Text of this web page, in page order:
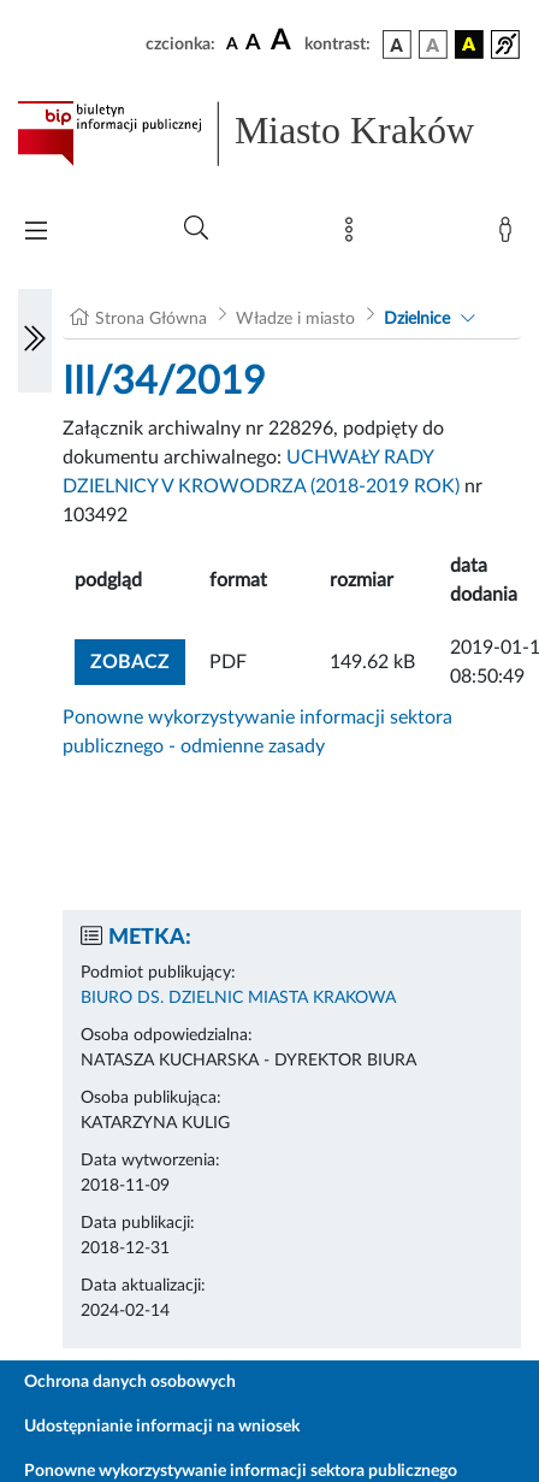
czcionka: A A A kontrast:
Miasto Kraków
Strona Główna Władze i miasto Dzielnice
III/34/2019
Załącznik archiwalny nr 228296, podpięty do
dokumentu archiwalnego: UCHWAŁY RADY
DZIELNICY V KROWODRZA (2018-2019 ROK) nr
103492
podgląd format rozmiar
data
dodania
ZOBACZZOBACZ ZAŁĄCZNIK
PDF 149.62 kB
2019-01-
08:50:49
Ponowne wykorzystywanie informacji sektora
publicznego - odmienne zasady
METKA:
Podmiot publikujący:
BIURO DS. DZIELNIC MIASTA KRAKOWA
Osoba odpowiedzialna:
NATASZA KUCHARSKA - DYREKTOR BIURA
Osoba publikująca:
KATARZYNA KULIG
Data wytworzenia:
2018-11-09
Data publikacji:
2018-12-31
Data aktualizacji:
2024-02-14
Ochrona danych osobowych
Udostępnianie informacji na wniosek
Ponowne wykorzystywanie informacji sektora publicznego